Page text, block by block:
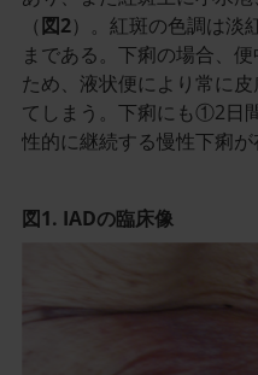
（図2）。紅斑の色調は淡
まである。下痢の場合、
ため、液状便により常に
てしまう。下痢にも①2日
性的に継続する慢性下痢が
図1. IADの臨床像